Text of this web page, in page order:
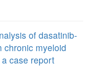
of dasatinib-
chronic myeloid
case report